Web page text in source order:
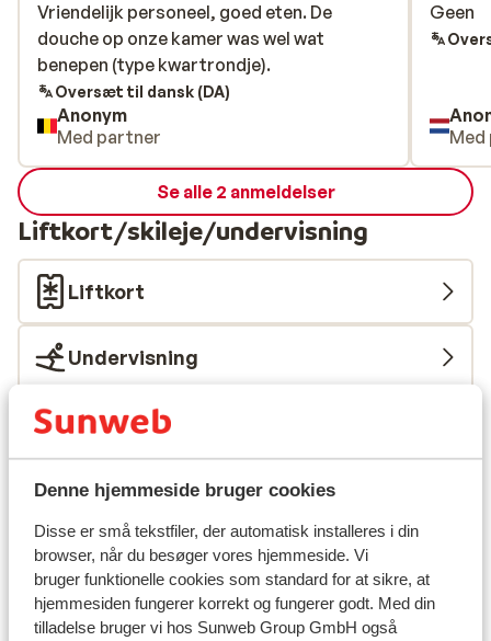
Denne hjemmeside bruger cookies
Disse er små tekstfiler, der automatisk installeres i din
browser, når du besøger vores hjemmeside. Vi
bruger funktionelle cookies som standard for at sikre, at
hjemmesiden fungerer korrekt og fungerer godt. Med din
tilladelse bruger vi hos Sunweb Group GmbH også
Vriendelijk personeel, goed eten. De
douche op onze kamer was wel wat
benepen (type kwartrondje).
Vriendelijk personeel, goed eten. De
douche op onze kamer was wel wat
benepen (type kwartrondje).
Oversæt til dansk (DA)
Anonym
Med partner
Geen
Geen
Se alle 2 anmeldelser
Liftkort/skileje/undervisning
Liftkort
Undervisning
Skileje
Andre overnatningssteder i Livigno
Montivas Lodge
Hotel Lac Salin Spa & Mountain Resort